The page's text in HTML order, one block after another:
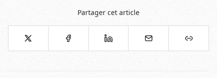
Partager cet article